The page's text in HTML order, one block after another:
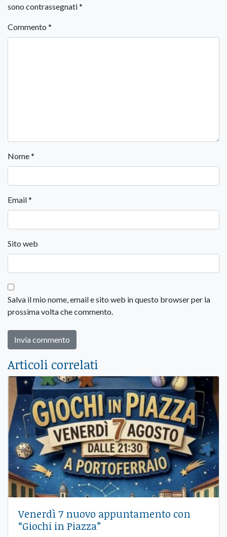
sono contrassegnati*
Commento *
Nome*
Email*
Sito web
Salva il mio nome, email e sito web in questo browser per la
prossima volta che commento.
Articoli correlati
Venerdì 7 nuovo appuntamento con
“Giochi in Piazza”